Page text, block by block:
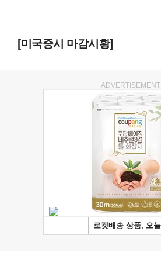
[미국증시 마감시황]
ADVERTISEMENT